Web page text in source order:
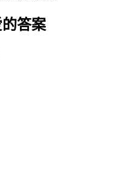
答案